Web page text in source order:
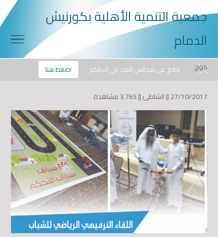
جمعية التنمية الأهلية بكورنيش
الدمام
موج اطلع على مجالس العيد في أحيائكم اضغط هنا الخميس, 06/08/2026 0507868566
info@mouj.org
27/10/2017 || الشاطئ||3٬765 مشاهدة